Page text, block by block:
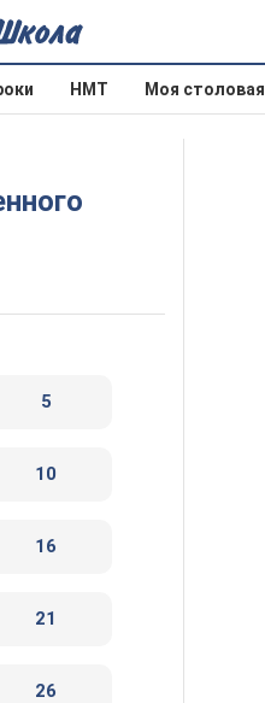
НМТ Моя столовая
5
10
16
21
26